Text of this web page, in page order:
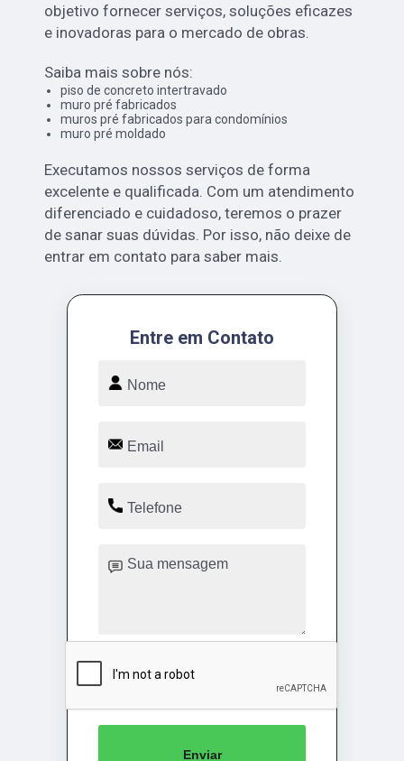
objetivo fornecer serviços, soluções eficazes
e inovadoras para o mercado de obras.
Saiba mais sobre nós:
piso de concreto intertravado
muro pré fabricados
muros pré fabricados para condomínios
muro pré moldado
Executamos nossos serviços de forma
excelente e qualificada. Com um atendimento
diferenciado e cuidadoso, teremos o prazer
de sanar suas dúvidas. Por isso, não deixe de
entrar em contato para saber mais.
Entre em Contato
Enviar